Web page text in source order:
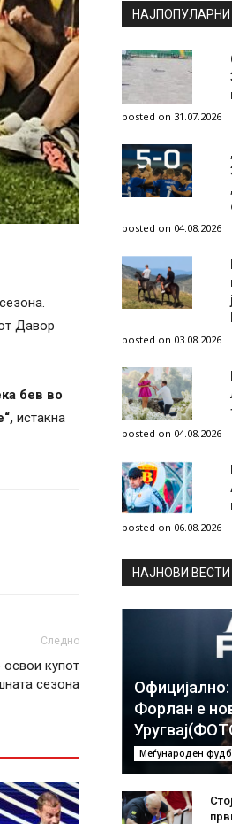
Давор
бев во
истакна
Следно
купот
сезона
posted on 31.07.2026
posted on 04.08.2026
posted on 03.08.2026
posted on 04.08.2026
posted on 06.08.2026
НAЈНОВИ ВЕСТИ
Форлан е
Меѓународен